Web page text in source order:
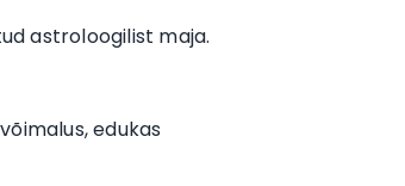
astroloogilist maja.
edukas